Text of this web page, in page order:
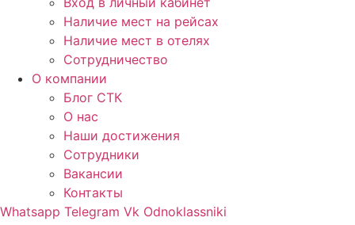
Наличие мест на рейсах
Наличие мест в отелях
Сотрудничество
О компании
Блог СТК
О нас
Наши достижения
Сотрудники
Вакансии
Контакты
Whatsapp Telegram Vk Odnoklassniki